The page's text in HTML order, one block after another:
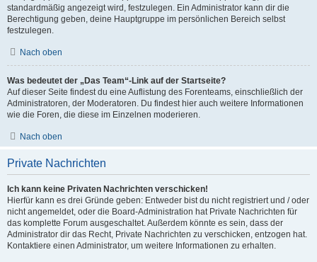
standardmäßig angezeigt wird, festzulegen. Ein Administrator kann dir die
Berechtigung geben, deine Hauptgruppe im persönlichen Bereich selbst
festzulegen.
Nach oben
Was bedeutet der „Das Team“-Link auf der Startseite?
Auf dieser Seite findest du eine Auflistung des Forenteams, einschließlich der
Administratoren, der Moderatoren. Du findest hier auch weitere Informationen
wie die Foren, die diese im Einzelnen moderieren.
Nach oben
Private Nachrichten
Ich kann keine Privaten Nachrichten verschicken!
Hierfür kann es drei Gründe geben: Entweder bist du nicht registriert und / oder
nicht angemeldet, oder die Board-Administration hat Private Nachrichten für
das komplette Forum ausgeschaltet. Außerdem könnte es sein, dass der
Administrator dir das Recht, Private Nachrichten zu verschicken, entzogen hat.
Kontaktiere einen Administrator, um weitere Informationen zu erhalten.